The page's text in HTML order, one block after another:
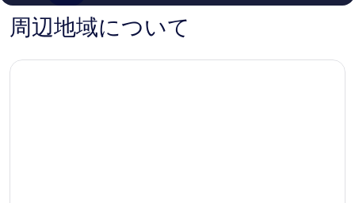
1,890
件
の
口
ミ
周辺地域について